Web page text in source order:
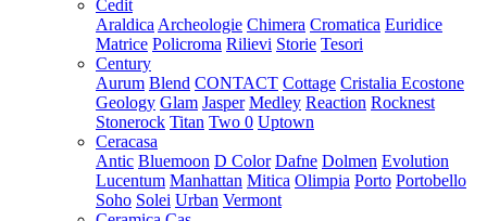
Cedit
Araldica Archeologie Chimera Cromatica Euridice
Matrice Policroma Rilievi Storie Tesori
Century
Aurum Blend CONTACT Cottage Cristalia Ecostone
Geology Glam Jasper Medley Reaction Rocknest
Stonerock Titan Two 0 Uptown
Ceracasa
Antic Bluemoon D Color Dafne Dolmen Evolution
Lucentum Manhattan Mitica Olimpia Porto Portobello
Soho Solei Urban Vermont